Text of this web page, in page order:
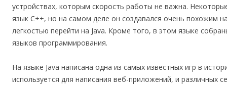
устройствах, которым скорость работы не важна.
язык C++, но на самом деле он создавался очень похожим
легкостью перейти на Java. Кроме того, в этом языке
языков программирования.
На языке Java написана одна из самых известных игр в
используется для написания веб-приложений, и различных